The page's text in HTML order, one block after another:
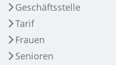
Geschäftsstelle
Tarif
Frauen
Senioren